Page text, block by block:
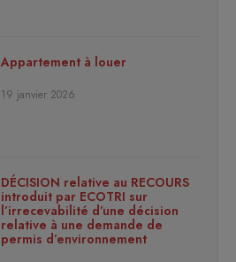
Appartement à louer
19 janvier 2026
DÉCISION relative au RECOURS
introduit par ECOTRI sur
l’irrecevabilité d’une décision
relative à une demande de
permis d’environnement